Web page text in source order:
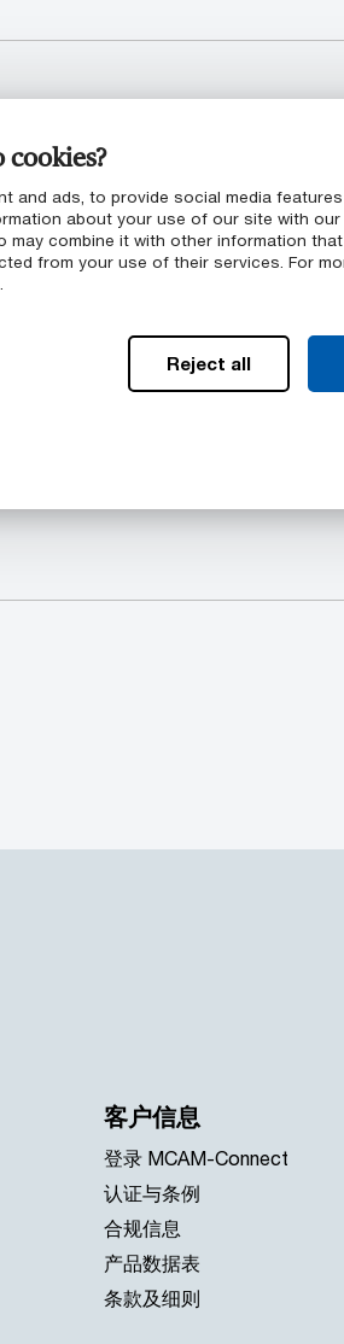
and ads, to provide social media
about your use of our site with our
combine it with other information that
from your use of their services. For
Reject all
列
提供的颜色
TIVAR™ CleanStat™
客户信息
登录 MCAM-Connect
认证与条例
合规信息
产品数据表
条款及细则